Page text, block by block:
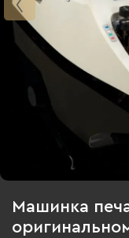
Машинка